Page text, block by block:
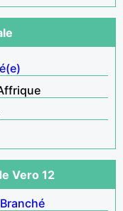
Vero 12
Branché